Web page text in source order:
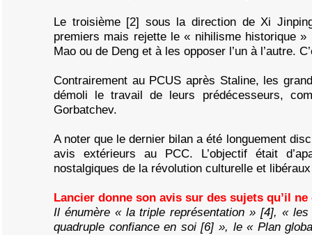
Le troisième [2] sous la direction de Xi
premiers mais rejette le « nihilisme historique
Mao ou de Deng et à les opposer l’un à l’autre.
Contrairement au PCUS après Staline, les
démoli le travail de leurs prédécesseurs,
Gorbatchev.
A noter que le dernier bilan a été longuement
avis extérieurs au PCC. L’objectif était
nostalgiques de la révolution culturelle et
Lancier donne son avis sur des sujets qu’il
Il énumère « la triple représentation » [4], «
quadruple confiance en soi [6] », le « Plan